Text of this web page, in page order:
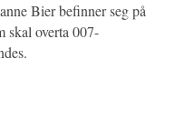
Bier befinner seg på
skal overta 007-